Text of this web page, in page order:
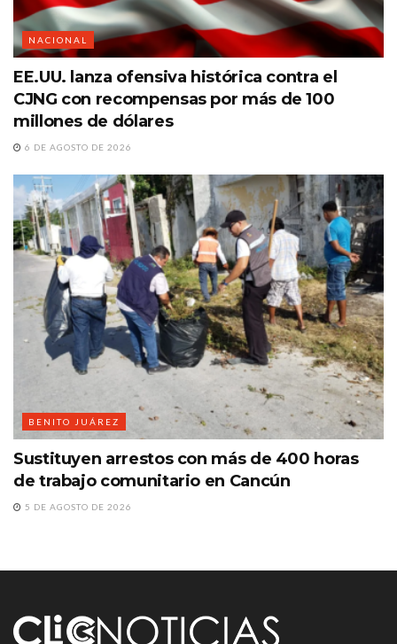
NACIONAL
EE.UU. lanza ofensiva histórica contra el
CJNG con recompensas por más de 100
millones de dólares
6 DE AGOSTO DE 2026
BENITO JUÁREZ
Sustituyen arrestos con más de 400 horas
de trabajo comunitario en Cancún
5 DE AGOSTO DE 2026